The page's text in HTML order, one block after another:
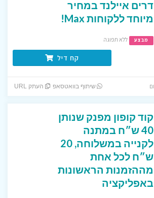
דרים איילנד במחיר
מיוחד ללקוחות Max!
מבצע ללא תפוגה
קח דיל
שיתוף בוואטסאפ העתק URL
קוד קופון מפנק שנותן
40 ש״ח במתנה
לקנייה במשלוחה, 20
ש״ח לכל אחת
מההזמנות הראשונות
באפליקציה